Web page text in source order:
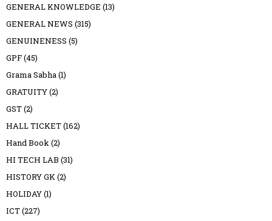
GENERAL KNOWLEDGE (13)
GENERAL NEWS (315)
GENUINENESS (5)
GPF(45)
Grama Sabha(1)
GRATUITY(2)
GST(2)
HALL TICKET(162)
Hand Book(2)
HI TECH LAB (31)
HISTORY GK(2)
HOLIDAY(1)
ICT(227)